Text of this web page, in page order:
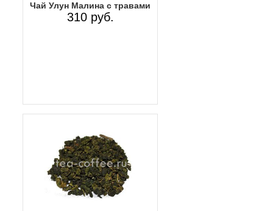
Чай Улун Малина с травами
310 руб.